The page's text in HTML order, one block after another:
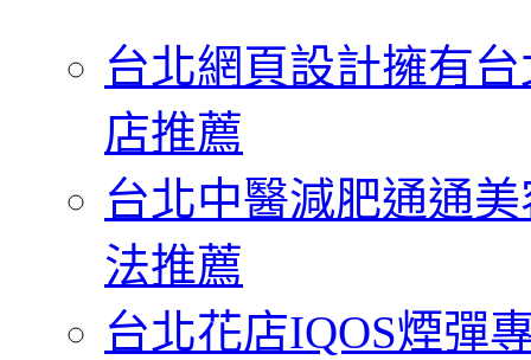
台北網頁設計擁有
店推薦
台北中醫減肥通通
法推薦
台北花店IQOS煙彈